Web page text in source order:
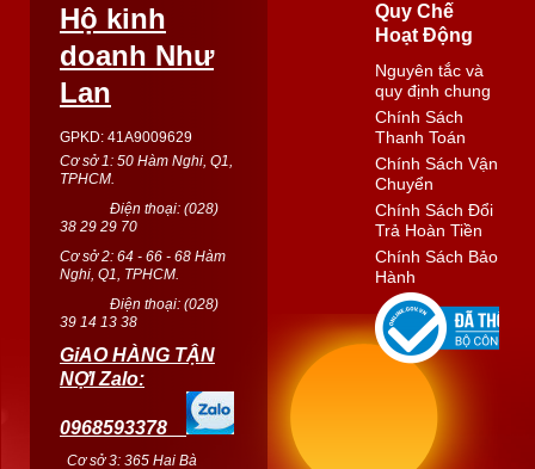
Hộ kinh
doanh Như
Lan
GPKD: 41A9009629
Cơ sở 1: 50 Hàm Nghi, Q1,
TPHCM.
Điện thoại: (028)
38 29 29 70
Cơ sở 2: 64 - 66 - 68 Hàm
Nghi, Q1, TPHCM.
Điện thoại: (028)
39 14 13 38
GiAO HÀNG TẬN
NỢI Zalo:
0968593378
Cơ sở 3: 365 Hai Bà
Quy Chế
Hoạt Động
Nguyên tắc và
quy định chung
Chính Sách
Thanh Toán
Chính Sách Vận
Chuyển
Chính Sách Đổi
Trả Hoàn Tiền
Chính Sách Bảo
Hành